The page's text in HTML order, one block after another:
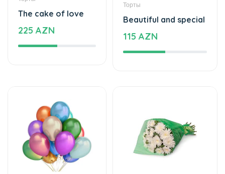
The cake of love
225 AZN
Торты
Beautiful and special
115 AZN